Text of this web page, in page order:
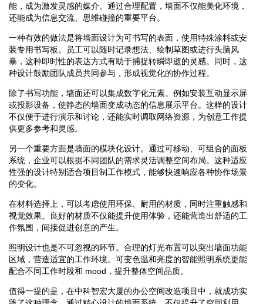
能，成为激发灵感的媒介。通过合理配置，墙面不仅能美化环境，
还能成为信息交流、思维碰撞的重要平台。
一种有效的做法是将墙面设计为可书写的表面，使用特殊涂料或安
装专用书写板。员工可以随时记录想法、绘制草图或进行头脑风
暴，这种即时性的表达方式有助于捕捉转瞬即逝的灵感。同时，这
种设计鼓励团队成员共同参与，形成视觉化的协作过程。
除了书写功能，墙面还可以集成数字化元素。例如安装互动显示屏
或投影设备，使静态的墙面变成动态的信息展示平台。这样的设计
不仅便于进行演示和讨论，还能实时调取网络资源，为创意工作提
供更多参考和灵感。
另一个重要方面是墙面的模块化设计。通过可移动、可组合的面板
系统，企业可以根据不同团队的需求灵活调整空间布局。这种适应
性强的设计特别适合项目制工作模式，能够快速响应各种协作场景
的变化。
在材料选择上，可以考虑使用环保、耐用的材质，同时注重触感和
视觉效果。良好的材质不仅能提升使用体验，还能营造出舒适的工
作氛围，间接促进创意的产生。
照明设计也是不可忽视的环节。合理的灯光布置可以突出墙面功能
区域，营造适宜的工作环境。可变色温和亮度的智能照明系统更能
配合不同工作时段和 mood，提升整体空间品质。
值得一提的是，在中科智宏大厦的办公空间改造项目中，就成功实